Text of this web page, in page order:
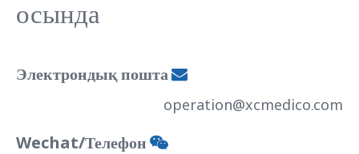
осында

Электрондық пошта
operation@xcmedico.com

Wechat/Телефон